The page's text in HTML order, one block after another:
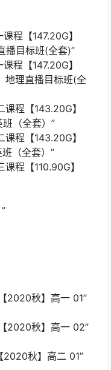
程【147.20G】
播目标班(全套)”
程【147.20G】
地理直播目标班(全
程【143.20G】
（全套）”
程【143.20G】
（全套）”
程【110.90G】
2020秋】高一 01”
2020秋】高一 02”
2020秋】高二 01”